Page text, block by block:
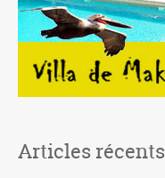
Articles récents